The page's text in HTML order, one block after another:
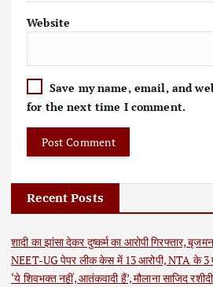
Website
Save my name, email, and
for the next time I comment.
Recent Posts
शादी का झांसा देकर दुष्कर्म का आरोपी गिरफ्तार,
NEET-UG पेपर लीक केस में 13 आरोपी, NTA के 3
‘ये शिवभक्त नहीं, आतंकवादी हैं’, मौलाना साजिद